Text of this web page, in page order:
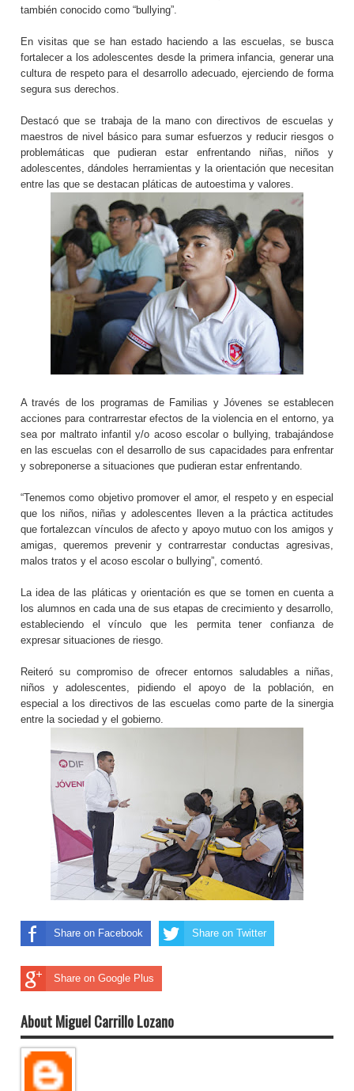
también conocido como “bullying”.
En visitas que se han estado haciendo a las escuelas, se busca
fortalecer a los adolescentes desde la primera infancia, generar una
cultura de respeto para el desarrollo adecuado, ejerciendo de forma
segura sus derechos.
Destacó que se trabaja de la mano con directivos de escuelas y
maestros de nivel básico para sumar esfuerzos y reducir riesgos o
problemáticas que pudieran estar enfrentando niñas, niños y
adolescentes, dándoles herramientas y la orientación que necesitan
entre las que se destacan pláticas de autoestima y valores.
A través de los programas de Familias y Jóvenes se establecen
acciones para contrarrestar efectos de la violencia en el entorno, ya
sea por maltrato infantil y/o acoso escolar o bullying, trabajándose
en las escuelas con el desarrollo de sus capacidades para enfrentar
y sobreponerse a situaciones que pudieran estar enfrentando.
“Tenemos como objetivo promover el amor, el respeto y en especial
que los niños, niñas y adolescentes lleven a la práctica actitudes
que fortalezcan vínculos de afecto y apoyo mutuo con los amigos y
amigas, queremos prevenir y contrarrestar conductas agresivas,
malos tratos y el acoso escolar o bullying”, comentó.
La idea de las pláticas y orientación es que se tomen en cuenta a
los alumnos en cada una de sus etapas de crecimiento y desarrollo,
estableciendo el vínculo que les permita tener confianza de
expresar situaciones de riesgo.
Reiteró su compromiso de ofrecer entornos saludables a niñas,
niños y adolescentes, pidiendo el apoyo de la población, en
especial a los directivos de las escuelas como parte de la sinergia
entre la sociedad y el gobierno.
Share on Facebook Share on Twitter
Share on Google Plus
About Miguel Carrillo Lozano